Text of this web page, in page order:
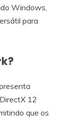
Windows,
para
12
que os